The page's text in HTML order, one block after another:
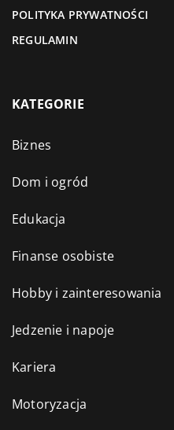
POLITYKA PRYWATNOŚCI
REGULAMIN
KATEGORIE
Biznes
Dom i ogród
Edukacja
Finanse osobiste
Hobby i zainteresowania
Jedzenie i napoje
Kariera
Motoryzacja